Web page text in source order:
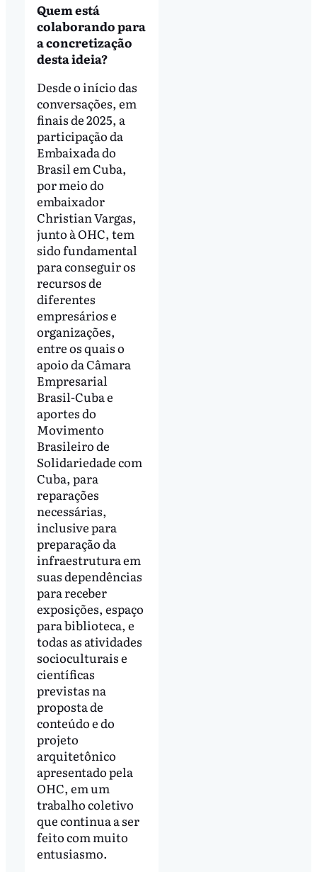
Quem está
colaborando para
a concretização
desta ideia?
Desde o início das
conversações, em
finais de 2025, a
participação da
Embaixada do
Brasil em Cuba,
por meio do
embaixador
Christian Vargas,
junto à OHC, tem
sido fundamental
para conseguir os
recursos de
diferentes
empresários e
organizações,
entre os quais o
apoio da Câmara
Empresarial
Brasil-Cuba e
aportes do
Movimento
Brasileiro de
Solidariedade com
Cuba, para
reparações
necessárias,
inclusive para
preparação da
infraestrutura em
suas dependências
para receber
exposições, espaço
para biblioteca, e
todas as atividades
socioculturais e
científicas
previstas na
proposta de
conteúdo e do
projeto
arquitetônico
apresentado pela
OHC, em um
trabalho coletivo
que continua a ser
feito com muito
entusiasmo.